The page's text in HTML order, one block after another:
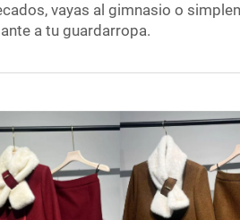
vayas al gimnasio o
a tu guardarropa.